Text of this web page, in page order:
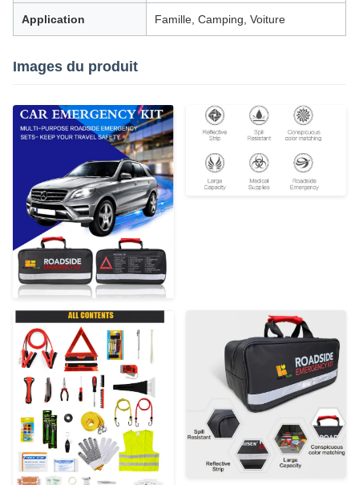
Application Famille, Camping, Voiture
Images du produit